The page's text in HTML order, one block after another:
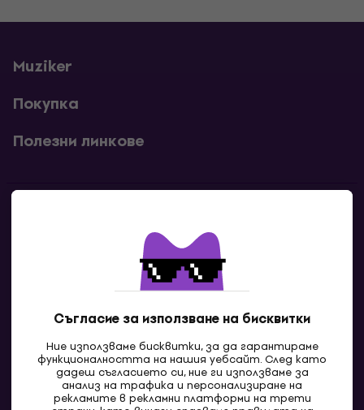
Съгласие за използване на бисквитки
Ние използваме бисквитки, за да гарантираме
функционалността на нашия уебсайт. След като
дадеш съгласието си, ние ги използваме за
анализ на трафика и персонализиране на
рекламите в рекламни платформи на трети
Muziker
Покупка
Полезни линкове
Свържи се с нас